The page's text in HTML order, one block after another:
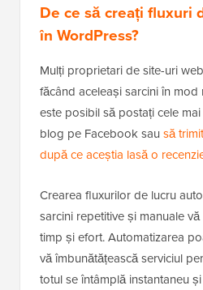
De ce să creați fluxuri
în WordPress?
Mulți proprietari de site-uri
făcând aceleași sarcini în
este posibil să postați cele
blog pe Facebook sau să
după ce aceștia lasă o
Crearea fluxurilor de lucru
sarcini repetitive și manuale
timp și efort. Automatizarea
vă îmbunătățească serviciul
totul se întâmplă instantaneu